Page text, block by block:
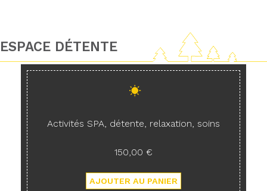
ESPACE DÉTENTE
Activités SPA, détente, relaxation, soins
150,00 €